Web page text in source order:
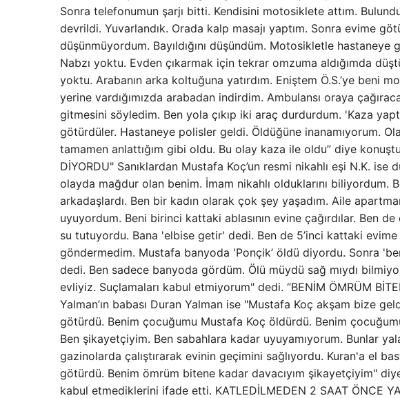
Sonra telefonumun şarjı bitti. Kendisini motosiklete attım.
devrildi. Yuvarlandık. Orada kalp masajı yaptım. Sonra evime
düşünmüyordum. Bayıldığını düşündüm. Motosikletle
Nabzı yoktu. Evden çıkarmak için tekrar omzuma aldığımda
yoktu. Arabanın arka koltuğuna yatırdım. Eniştem Ö.S.’ye beni
yerine vardığımızda arabadan indirdim. Ambulansı oraya
gitmesini söyledim. Ben yola çıkıp iki araç durdurdum. 'Kaza
götürdüler. Hastaneye polisler geldi. Öldüğüne inanamıyorum.
tamamen anlattığım gibi oldu. Bu olay kaza ile oldu” diye
DİYORDU" Sanıklardan Mustafa Koç’un resmi nikahlı eşi N.K.
olayda mağdur olan benim. İmam nikahlı olduklarını biliyordum.
arkadaşlardı. Ben bir kadın olarak çok şey yaşadım. Aile
uyuyordum. Beni birinci kattaki ablasının evine çağırdılar. Ben
su tutuyordu. Bana 'elbise getir' dedi. Ben de 5’inci kattaki evime
göndermedim. Mustafa banyoda 'Ponçik’ öldü diyordu. Sonra
dedi. Ben sadece banyoda gördüm. Ölü müydü sağ mıydı
evliyiz. Suçlamaları kabul etmiyorum" dedi. “BENİM ÖMRÜM
Yalman’ın babası Duran Yalman ise "Mustafa Koç akşam bize
götürdü. Benim çocuğumu Mustafa Koç öldürdü. Benim
Ben şikayetçiyim. Ben sabahlara kadar uyuyamıyorum. Bunlar
gazinolarda çalıştırarak evinin geçimini sağlıyordu. Kuran'a el
götürdü. Benim ömrüm bitene kadar davacıyım şikayetçiyim"
kabul etmediklerini ifade etti. KATLEDİLMEDEN 2 SAAT ÖNCE